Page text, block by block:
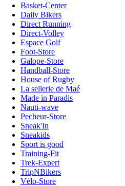
Basket-Center
Daily Bikers
Direct Running
Direct-Volley
Espace Golf
Foot-Store
Galope-Store
Handball-Store
House of Rugby
La sellerie de Maé
Made in Paradis
Nauti-wave
Pecheur-Store
Sneak'In
Sneakids
Sport is good
Training-Fit
Trek-Expert
TripNBikers
Vélo-Store